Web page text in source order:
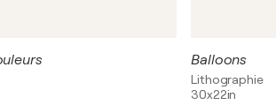
Balloons
Lithographie
30x22in